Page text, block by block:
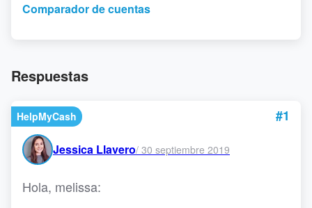
Comparador de cuentas
Respuestas
HelpMyCash #1
Jessica Llavero/ 30 septiembre 2019
Hola, melissa: